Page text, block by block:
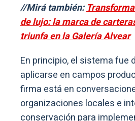
//Mirá también:
de lujo: la marca de
triunfa en la Galería Alvear
En principio, el sistema fue
aplicarse en campos
firma está en
organizaciones locales e
conservación para